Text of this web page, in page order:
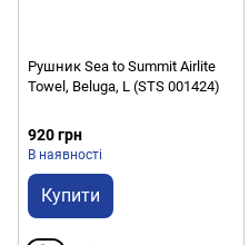
Рушник Sea to Summit Airlite
Towel, Beluga, L (STS 001424)
920 грн
В наявності
Купити